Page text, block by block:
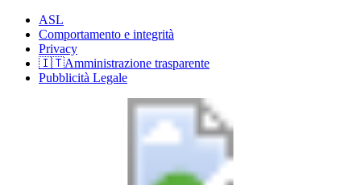
ASL
Comportamento e integrità
Privacy
🇮🇹Amministrazione trasparente
Pubblicità Legale